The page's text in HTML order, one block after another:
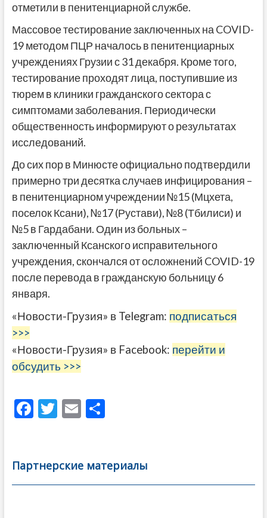
отметили в пенитенциарной службе.
Массовое тестирование заключенных на COVID-
19 методом ПЦР началось в пенитенциарных
учреждениях Грузии с 31 декабря. Кроме того,
тестирование проходят лица, поступившие из
тюрем в клиники гражданского сектора с
симптомами заболевания. Периодически
общественность информируют о результатах
исследований.
До сих пор в Минюсте официально подтвердили
примерно три десятка случаев инфицирования –
в пенитенциарном учреждении №15 (Мцхета,
поселок Ксани), №17 (Рустави), №8 (Тбилиси) и
№5 в Гардабани. Один из больных –
заключенный Ксанского исправительного
учреждения, скончался от осложнений COVID-19
после перевода в гражданскую больницу 6
января.
«Новости-Грузия» в Telegram: подписаться
>>>
«Новости-Грузия» в Facebook: перейти и
обсудить >>>
F
b
o
T
er
E
l
О
а
в
Партнерские материалы